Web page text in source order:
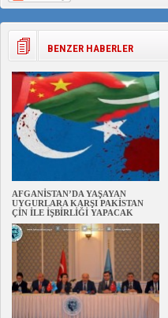
BENZER HABERLER
AFGANİSTAN’DA YAŞAYAN
UYGURLARA KARŞI PAKİSTAN
ÇİN İLE İŞBİRLİĞİ YAPACAK